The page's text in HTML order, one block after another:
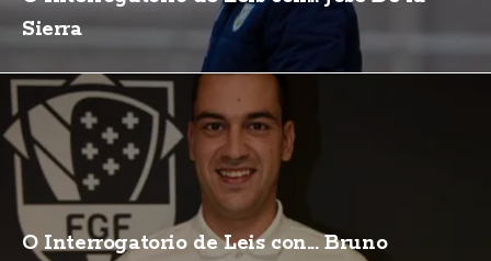
Sierra
O Interrogatorio de Leis con... Bruno